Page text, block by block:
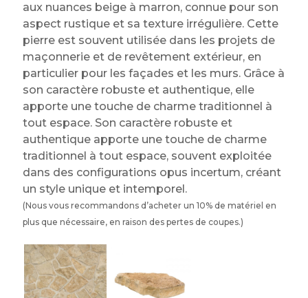
aux nuances beige à marron, connue pour son
aspect rustique et sa texture irrégulière. Cette
pierre est souvent utilisée dans les projets de
maçonnerie et de revêtement extérieur, en
particulier pour les façades et les murs. Grâce à
son caractère robuste et authentique, elle
apporte une touche de charme traditionnel à
tout espace. Son caractère robuste et
authentique apporte une touche de charme
traditionnel à tout espace, souvent exploitée
dans des configurations opus incertum, créant
un style unique et intemporel.
(Nous vous recommandons d’acheter un 10% de matériel en
plus que nécessaire, en raison des pertes de coupes.)